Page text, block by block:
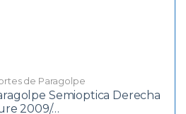
de Paragolpe
Semioptica Derecha
2009/…